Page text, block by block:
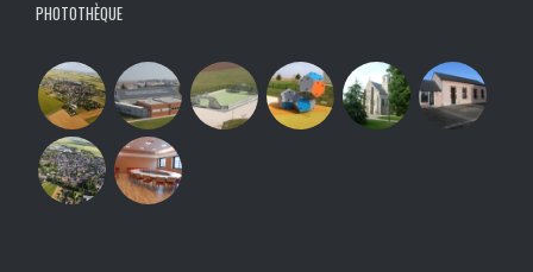
PHOTOTHÈQUE